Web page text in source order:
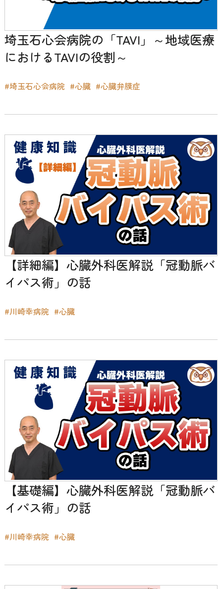
埼玉石心会病院の「TAVI」～地域医療
におけるTAVIの役割～
#埼玉石心会病院 #心臓 #心臓弁膜症
【詳細編】心臓外科医解説「冠動脈バ
イパス術」の話
#川崎幸病院 #心臓
【基礎編】心臓外科医解説「冠動脈バ
イパス術」の話
#川崎幸病院 #心臓